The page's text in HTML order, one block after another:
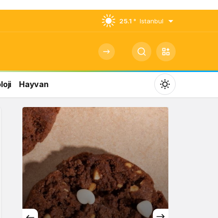
25.1 ° Istanbul
Hayvan
Mod
değiştir
Gündüz Modu
Gündüz modunu seçin.
Gece Modu
Gece modunu seçin.